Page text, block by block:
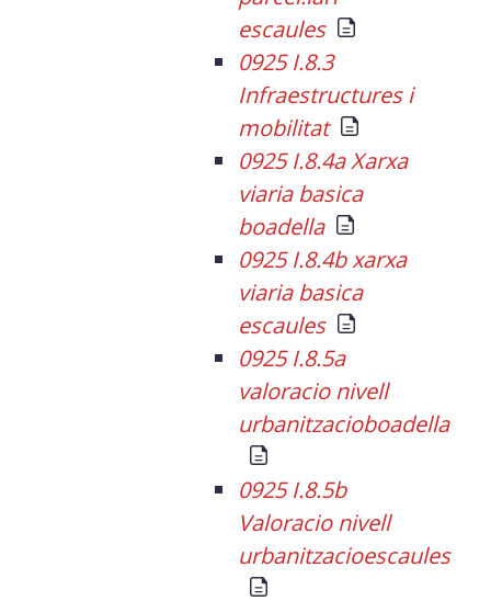
escaules
0925 I.8.3
Infraestructures i
mobilitat
0925 I.8.4a Xarxa
viaria basica
boadella
0925 I.8.4b xarxa
viaria basica
escaules
0925 I.8.5a
valoracio nivell
urbanitzacioboadella
0925 I.8.5b
Valoracio nivell
urbanitzacioescaules